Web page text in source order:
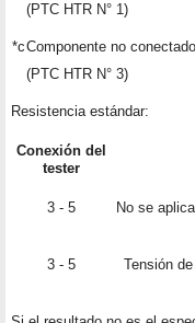
(PTC HTR N° 1)
*cComponente no
(PTC HTR N° 3)
Resistencia estándar:
Conexión del
tester
3 - 5
No se
3 - 5
Tensión